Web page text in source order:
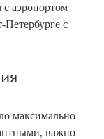
аэропортом
Петербурге с
максимально
важно